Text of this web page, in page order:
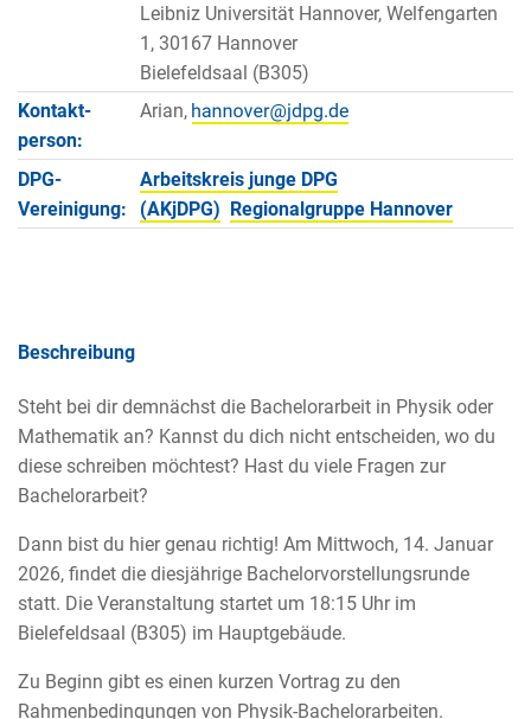
Leibniz Universität Hannover, Welfengarten
1, 30167 Hannover
Bielefeldsaal (B305)
Kontakt­
person:
Arian,
DPG-
Vereinigung:
Arbeitskreis junge DPG
(AKjDPG) Regionalgruppe Hannover
Beschreibung
Steht bei dir demnächst die Bachelorarbeit in Physik oder
Mathematik an? Kannst du dich nicht entscheiden, wo du
diese schreiben möchtest? Hast du viele Fragen zur
Bachelorarbeit?
Dann bist du hier genau richtig! Am Mittwoch, 14. Januar
2026, findet die diesjährige Bachelorvorstellungsrunde
statt. Die Veranstaltung startet um 18:15 Uhr im
Bielefeldsaal (B305) im Hauptgebäude.
Zu Beginn gibt es einen kurzen Vortrag zu den
Rahmenbedingungen von Physik-Bachelorarbeiten.